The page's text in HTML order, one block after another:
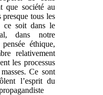
que société au
tous les
ce soit dans le
dans notre
éthique,
relativement
les processus
Ce sont
l’esprit du